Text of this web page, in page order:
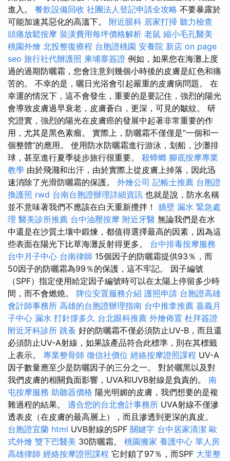
進入。 餐飲設備回收 社團法人登記申請全攻略 不要暴露於
可能加速其惡化的高溫下。 附近眼科 居家打掃 聽力檢查
頭痛放鬆按摩 裝潢費用每坪價格解析 老鼠 縮小毛孔醫美
桃園外燴 北投整復療程 台胞證桃園 安養院 新店 on page
seo 旅行社代辦護照 柬埔寨簽證 例如，如果您在海灘上度
過的過期防曬霜，您會注意到幾個小時後的皮膚是紅色和痛
苦的。 不幸的是，曬日光浴會引起嚴重的皮膚病問題。 在
幸運的情況下，這不會發生，重要的是要記住，強烈的陽光
會導致皮膚過早衰老，皮膚蒼白，更深，可見的皺紋。 研
究證實，強烈的陽光在皮膚癌的發展中起著非常重要的作
用，尤其是黑色素瘤。 實際上，防曬霜不僅僅是“一個和一
個整體”的應用。 使用防水防曬霜進行游泳，划船，沙灘排
球，甚至進行夏季徒步旅行很重要。 殺蟑螂 腳底按摩專業
教學 由於飛濺和出汗，由於實際上從皮膚上掉落，因此迅
速消除了光滑防曬霜的保護。 外燴公司 記帳士推薦 台胞證
換護照 rwd 台南台胞證辦理詳細資訊 也就是說，防水名稱
並不意味著我們不應該在白天重新攪拌！ 牆壁 漏水 緊急處
理 醫美診所推薦 台中油壓按摩 附近牙醫 無論我們是在水
中還是在沙質土壤中鍛煉，都值得選擇最高的因素，因為這
些表面在陽光下比草海灘反射得更多。 台中排毒按摩服務
台中月子中心 台南律師 15個因子的防曬霜提供93％，而
50因子的防曬霜為99％的保護，這不牢記。 因子編號
（SPF）指定使用給定因子編號時可以在太陽上停留多少時
間，而不會燃燒。 牌位安置服務介紹 護照申請 台胞證高雄
會計師事務所 高雄的台胞證辦理指南 台中推拿推薦 嘉義月
子中心 漏水 打針撐多久 台北眼科推薦 外燴佈置 杜拜簽證
附近牙科診所 跳蚤 好的防曬霜不僅必須防止UV-B，而且還
必須防止UV-A射線，如果該產品符合此標準，則在其標籤
上表示。 專業整骨師 徵信社價位 經絡按摩證照課程 UV-A
因子數量應至少是防曬因子的三分之一。 對於曬黑以及對
我們皮膚的相關負面影響，UVA和UVB射線是負責的。 南
屯按摩服務 助聽器價格 陽光明媚的皮膚，我們想要的是複
雜過程的結果。 適合您的台北會計事務所 UVA射線不僅滲
透表皮（在皮膚的最高層上），而且滲透到更深的真皮。
台胞證宜蘭 html UVB射線的SPF 關鍵字 台中居家清潔 歐
式外燴 雙下巴醫美 30防曬霜。 桃園搬家 養護中心 單人房
高雄律師 經絡按摩證照課程 它封鎖了97％，而SPF 大里整